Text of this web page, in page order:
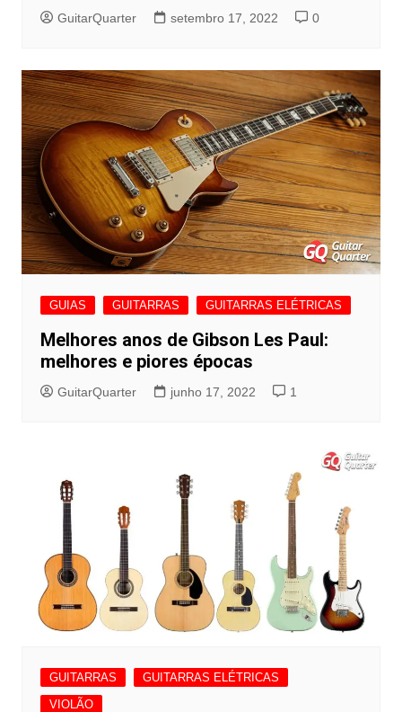
GuitarQuarter setembro 17, 2022 0
GUIAS GUITARRAS GUITARRAS ELÉTRICAS
Melhores anos de Gibson Les Paul:
melhores e piores épocas
GuitarQuarter junho 17, 2022 1
GUITARRAS
GUITARRAS ELÉTRICAS
VIOLÃO